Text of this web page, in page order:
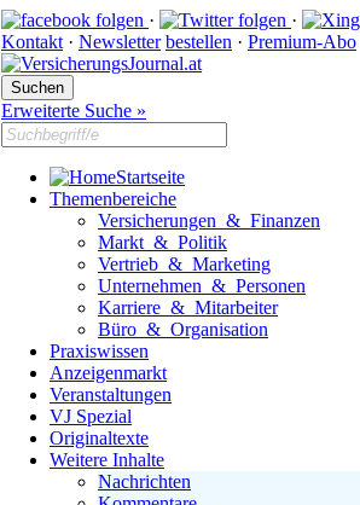
· ·
Kontakt · Newsletter bestellen · Premium-Abo
Erweiterte Suche »
Startseite
Themenbereiche
Versicherungen & Finanzen
Markt & Politik
Vertrieb & Marketing
Unternehmen & Personen
Karriere & Mitarbeiter
Büro & Organisation
Praxiswissen
Anzeigenmarkt
Veranstaltungen
VJ Spezial
Originaltexte
Weitere Inhalte
Nachrichten